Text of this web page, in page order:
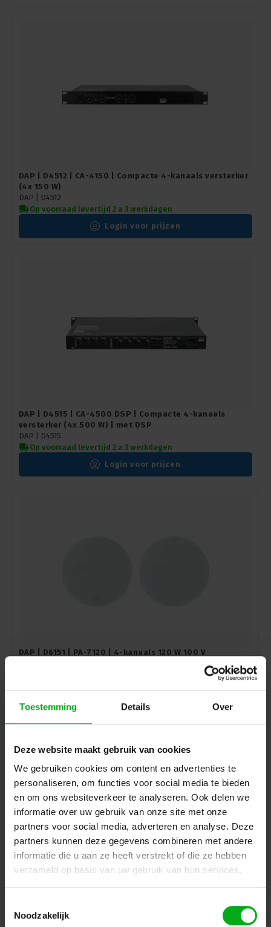
Toestemming Details Over
Deze website maakt gebruik van cookies
We gebruiken cookies om content en advertenties te
personaliseren, om functies voor social media te bieden
en om ons websiteverkeer te analyseren. Ook delen we
informatie over uw gebruik van onze site met onze
partners voor social media, adverteren en analyse. Deze
partners kunnen deze gegevens combineren met andere
informatie die u aan ze heeft verstrekt of die ze hebben
verzameld op basis van uw gebruik van hun services.
Noodzakelijk
DAP | D4512 | CA-4150 | Compacte 4-kanaals versterker
(4x 150 W)
DAP |
D4512
Op voorraad levertijd 2 a 3 werkdagen
Login voor prijzen
DAP | D4515 | CA-4500 DSP | Compacte 4-kanaals
versterker (4x 500 W) | met DSP
DAP |
D4515
Op voorraad levertijd 2 a 3 werkdagen
Login voor prijzen
DAP | D6151 | PA-7120 | 4-kanaals 120 W 100 V
Login voor prijzen
DAP | D6152 | ZA-7250 | 250 W 100 V 4-Zone
DAP |D6152
Op voorraad levertijd 2 a 3 werkdagen